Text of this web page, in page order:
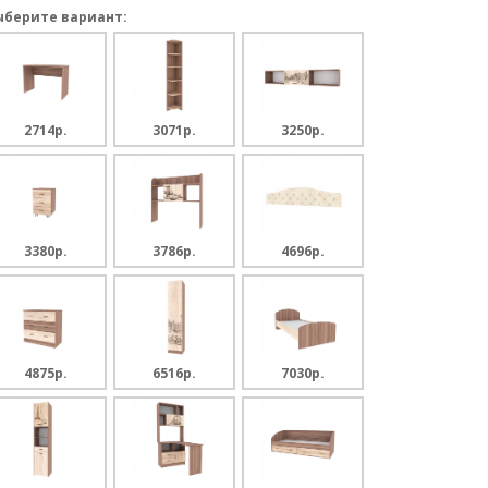
вариант:
2714p. 3071p. 3250p.
3380p. 3786p. 4696p.
4875p. 6516p. 7030p.